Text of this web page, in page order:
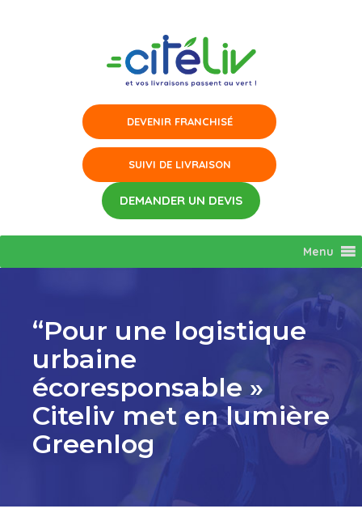
Menu
“Pour une logistique
urbaine
écoresponsable »
Citeliv met en lumière
Greenlog